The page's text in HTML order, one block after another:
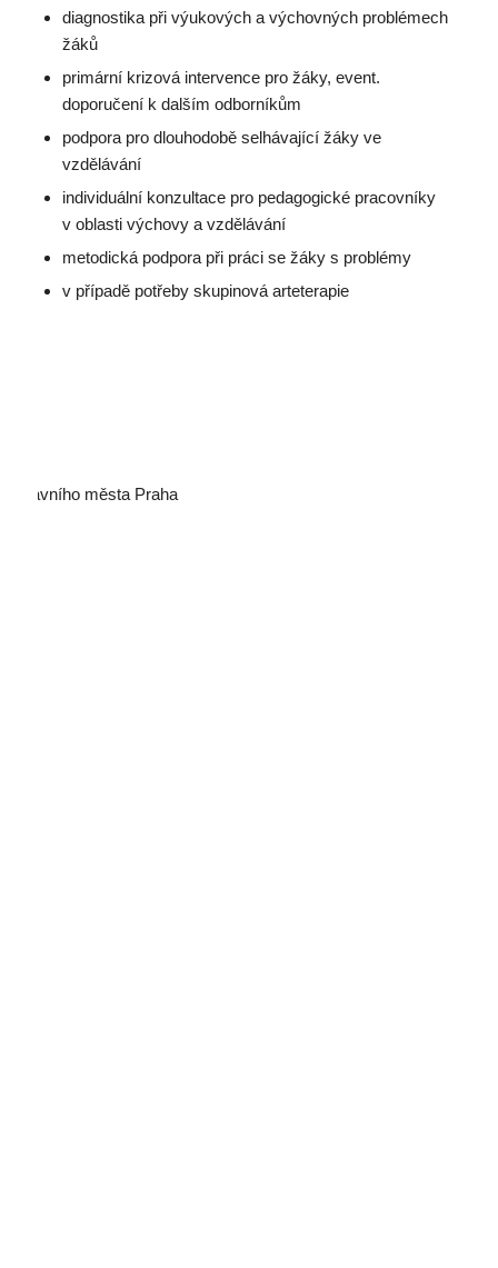
diagnostika při výukových a výchovných problémech
žáků
primární krizová intervence pro žáky, event.
doporučení k dalším odborníkům
podpora pro dlouhodobě selhávající žáky ve
vzdělávání
individuální konzultace pro pedagogické pracovníky
v oblasti výchovy a vzdělávání
metodická podpora při práci se žáky s problémy
v případě potřeby skupinová arteterapie